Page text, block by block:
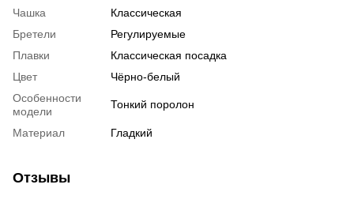
Чашка
Классическая
Бретели
Регулируемые
Плавки
Классическая посадка
Цвет
Чёрно-белый
Особенности
модели
Тонкий поролон
Материал Гладкий
Отзывы